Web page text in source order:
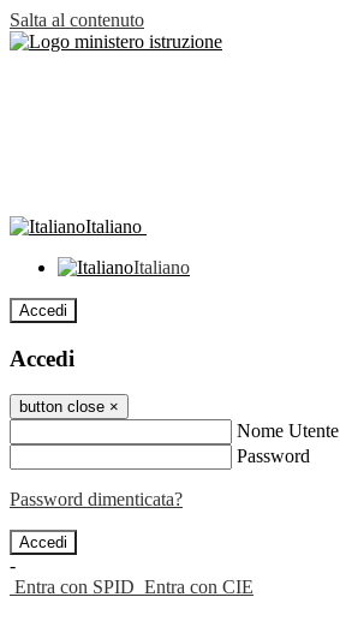
Salta al contenuto
Italiano
Italiano
Accedi
Accedi
button close ×
Nome Utente
Password
Password dimenticata?
-
Entra con SPID Entra con CIE